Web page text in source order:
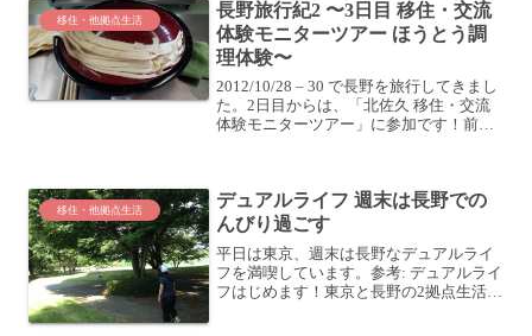
だった？今...
移住・他拠点生活
長野旅行紀2 〜3日目 移住・交流
体験モニターツアー ほうとう調
理体験〜
2012/10/28 – 30 で長野を旅行してきまし
た。2日目からは、「北佐久 移住・交流
体験モニターツアー」に参加です！前回
移住・他拠点生活
デュアルライフ 週末は長野での
んびり過ごす
平日は東京、週末は長野なデュアルライ
フを満喫しています。参考: デュアルライ
フはじめます！東京と長野の2拠点生活